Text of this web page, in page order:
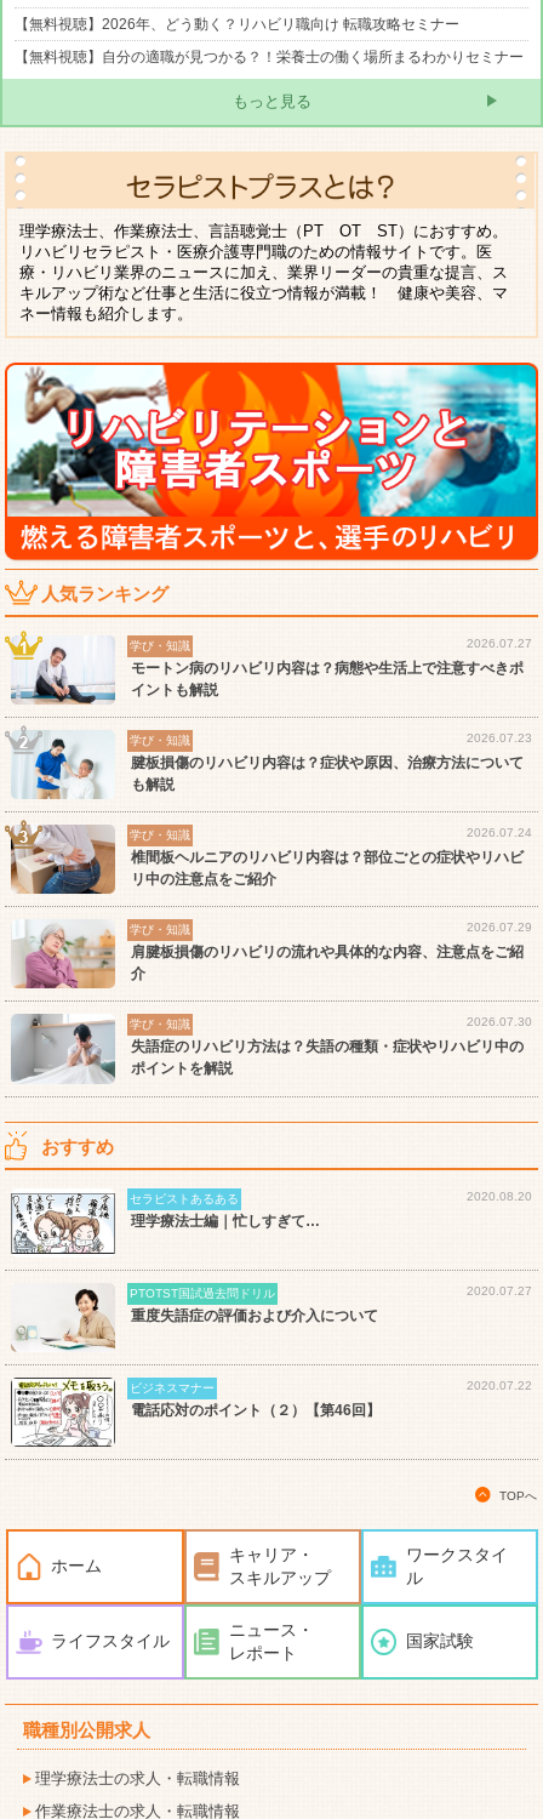
【無料視聴】2026年、どう動く？リハビリ職向け 転職攻略セミナー
【無料視聴】自分の適職が見つかる？！栄養士の働く場所まるわかりセミナー
もっと見る
理学療法士、作業療法士、言語聴覚士（PT OT ST）におすすめ。
リハビリセラピスト・医療介護専門職のための情報サイトです。医
療・リハビリ業界のニュースに加え、業界リーダーの貴重な提言、ス
キルアップ術など仕事と生活に役立つ情報が満載！ 健康や美容、マ
ネー情報も紹介します。
人気ランキング
学び・知識 2026.07.27
モートン病のリハビリ内容は？病態や生活上で注意すべきポ
イントも解説
学び・知識 2026.07.23
腱板損傷のリハビリ内容は？症状や原因、治療方法について
も解説
学び・知識 2026.07.24
椎間板ヘルニアのリハビリ内容は？部位ごとの症状やリハビ
リ中の注意点をご紹介
学び・知識 2026.07.29
肩腱板損傷のリハビリの流れや具体的な内容、注意点をご紹
介
学び・知識 2026.07.30
失語症のリハビリ方法は？失語の種類・症状やリハビリ中の
ポイントを解説
おすすめ
セラピストあるある 2020.08.20
理学療法士編｜忙しすぎて…
PTOTST国試過去問ドリル 2020.07.27
重度失語症の評価および介入について
ビジネスマナー 2020.07.22
電話応対のポイント（２）【第46回】
TOPへ
ホーム
キャリア・
スキルアップ
ワークスタイ
ル
ライフスタイル
ニュース・
レポート
国家試験
職種別公開求人
理学療法士の求人・転職情報
作業療法士の求人・転職情報